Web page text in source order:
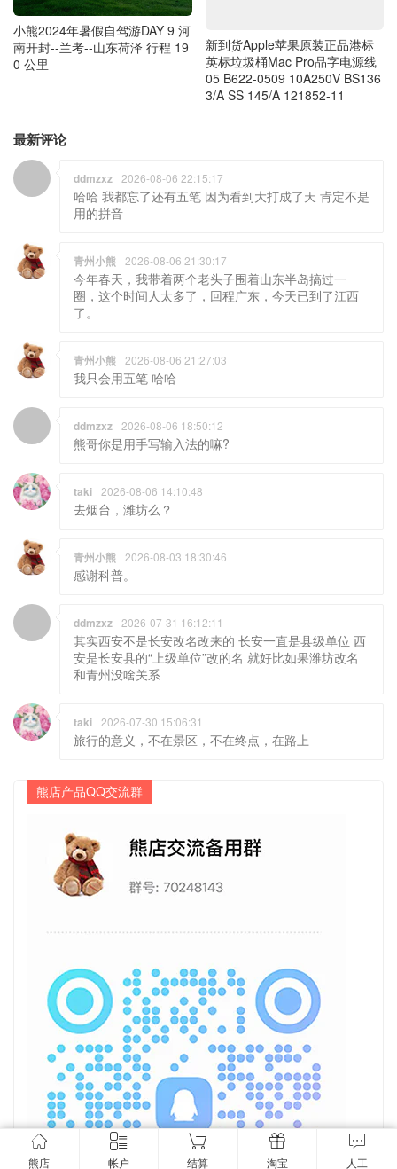
小熊2024年暑假自驾游DAY 9 河
南开封--兰考--山东荷泽 行程 19
0 公里
新到货Apple苹果原装正品港标
英标垃圾桶Mac Pro品字电源线
05 B622-0509 10A250V BS136
3/A SS 145/A 121852-11
最新评论
ddmzxz 2026-08-06 22:15:17
哈哈 我都忘了还有五笔 因为看到大打成了天 肯定不是
用的拼音
青州小熊 2026-08-06 21:30:17
今年春天，我带着两个老头子围着山东半岛搞过一
圈，这个时间人太多了，回程广东，今天已到了江西
了。
青州小熊 2026-08-06 21:27:03
我只会用五笔 哈哈
ddmzxz 2026-08-06 18:50:12
熊哥你是用手写输入法的嘛?
taki 2026-08-06 14:10:48
去烟台，潍坊么？
青州小熊 2026-08-03 18:30:46
感谢科普。
ddmzxz 2026-07-31 16:12:11
其实西安不是长安改名改来的 长安一直是县级单位 西
安是长安县的“上级单位”改的名 就好比如果潍坊改名
和青州没啥关系
taki 2026-07-30 15:06:31
旅行的意义，不在景区，不在终点，在路上
熊店产品QQ交流群
熊店 帐户 结算 淘宝 人工